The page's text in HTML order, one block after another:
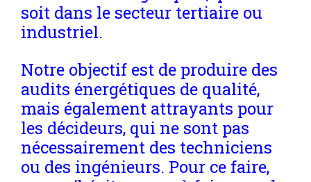
soit dans le secteur tertiaire ou
industriel.
Notre objectif est de produire des
audits énergétiques de qualité,
mais également attrayants pour
les décideurs, qui ne sont pas
nécessairement des techniciens
ou des ingénieurs. Pour ce faire,